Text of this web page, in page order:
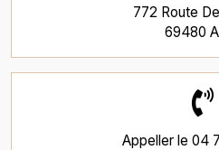
772 Route
69480
Appeller le 04